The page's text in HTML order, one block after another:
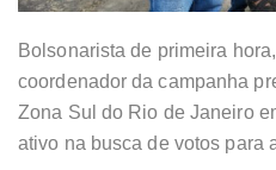
Bolsonarista de primeira
coordenador da campanha
Zona Sul do Rio de Janeiro
ativo na busca de votos para